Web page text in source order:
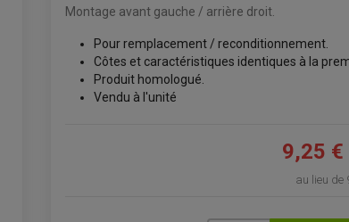
Montage avant gauche / arrière droit.
Pour remplacement / reconditionnement.
Côtes et caractéristiques identiques à la
Produit homologué.
Vendu à l'unité
9,25 €
au lieu de